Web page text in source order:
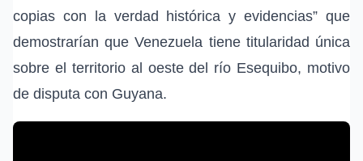
copias con la verdad histórica y evidencias” que
demostrarían que Venezuela tiene titularidad única
sobre el territorio al oeste del río Esequibo, motivo
de disputa con Guyana.